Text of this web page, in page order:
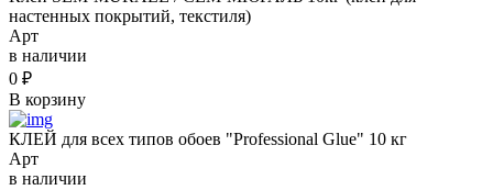
настенных покрытий, текстиля)
Арт
в наличии
0 ₽
В корзину
КЛЕЙ для всех типов обоев "Professional Glue" 10 кг
Арт
в наличии